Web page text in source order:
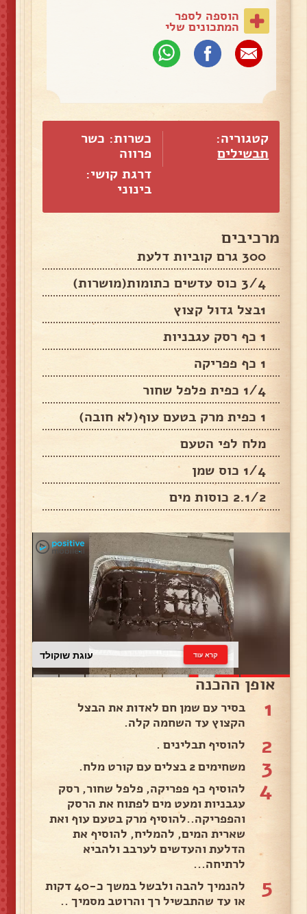
הוספה לספר
המתכונים שלי
קטגוריה:
תבשילים
כשרות: כשר
פרווה
דרגת קושי:
בינוני
מרכיבים
300 גרם קוביות דלעת
3/4 כוס עדשים כתומות(מושרות)
1בצל גדול קצוץ
1 כף רסק עגבניות
1 כף פפריקה
1/4 כפית פלפל שחור
1 כפית מרק בטעם עוף(לא חובה)
מלח לפי הטעם
1/4 כוס שמן
2.1/2 כוסות מים
עוגת שוקולד קרא עוד
אופן ההכנה
1
בסיר עם שמן חם לאדות את הבצל
הקצוץ עד השחמה קלה.
2 להוסיף תבלינים .
3 משחימים 2 בצלים עם קורט מלח.
4
להוסיף כף פפריקה, פלפל שחור, רסק
עגבניות ומעט מים לפתוח את הרסק
והפפריקה..להוסיף מרק בטעם עוף ואת
שארית המים, להמליח, להוסיף את
הדלעת והעדשים לערבב ולהביא
לרתיחה...
5
להנמיך להבה ולבשל במשך כ-40 דקות
או עד שהתבשיל רך והרוטב מסמיך ..